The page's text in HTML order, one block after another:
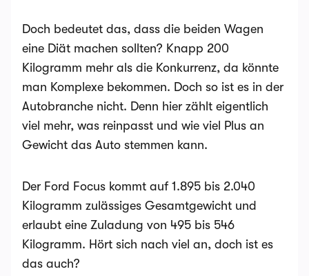
Doch bedeutet das, dass die beiden Wagen
eine Diät machen sollten? Knapp 200
Kilogramm mehr als die Konkurrenz, da könnte
man Komplexe bekommen. Doch so ist es in der
Autobranche nicht. Denn hier zählt eigentlich
viel mehr, was reinpasst und wie viel Plus an
Gewicht das Auto stemmen kann.
Der Ford Focus kommt auf 1.895 bis 2.040
Kilogramm zulässiges Gesamtgewicht und
erlaubt eine Zuladung von 495 bis 546
Kilogramm. Hört sich nach viel an, doch ist es
das auch?